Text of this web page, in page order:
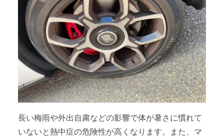
長い梅雨や外出自粛などの影響で体が暑さに慣れて
いないと熱中症の危険性が高くなります。また、マ